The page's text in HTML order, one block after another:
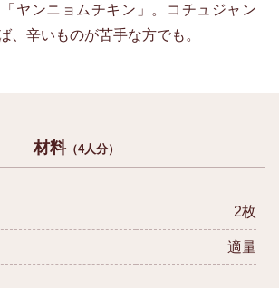
ヤンニョムチキン」。 コチュジャン
、 辛いものが苦手な方でも。
材料（4人分）
2枚
適量